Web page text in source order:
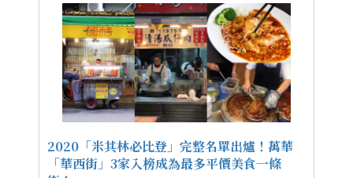
2020「米其林必比登」完整名單出爐！萬華
「華西街」3家入榜成為最多平價美食一條